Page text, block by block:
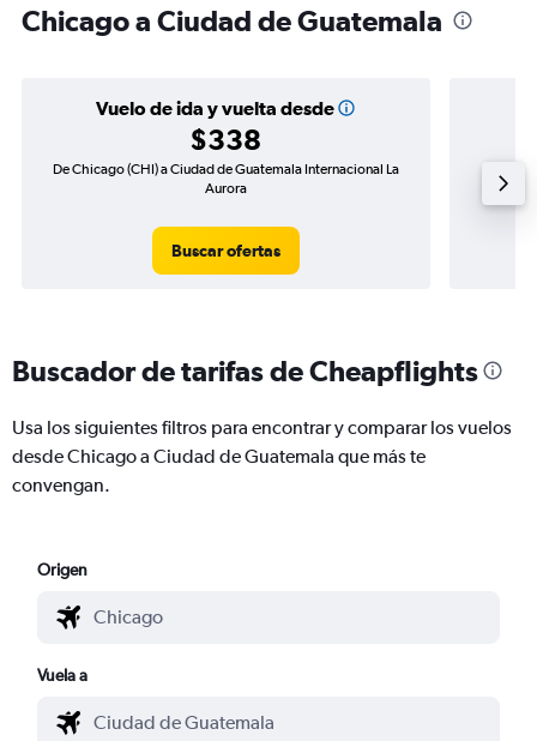
Chicago a Ciudad de Guatemala
Vuelo de ida y vuelta desde
$338
De Chicago (CHI) a Ciudad de Guatemala Internacional La
Aurora
Buscar ofertas
Buscador de tarifas de Cheapflights
Usa los siguientes filtros para encontrar y comparar los vuelos
desde Chicago a Ciudad de Guatemala que más te
convengan.
Origen
Vuela a